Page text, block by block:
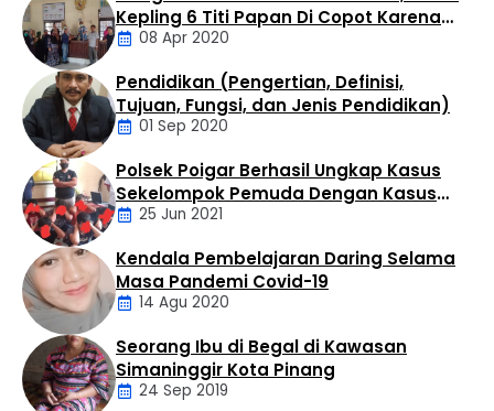
Labuhanbatu. Prosesi pengukuhan berlangsung di Aula
Rumah Dinas Bupati Labuhanbatu, Rabu (29/07).
Kegiatan tersebut turut dihadiri Ketua Tim Penggerak
PKK Kabupaten Labuhanbatu Ny. Wan …
Daerah
Kepling 6 Titi Papan Di Copot Karena
Tak Perduli Sama Warganya
08 Apr 2020
Artikel
Pendidikan (Pengertian, Definisi,
Tujuan, Fungsi, dan Jenis Pendidikan)
01 Sep 2020
Daerah
Polsek Poigar Berhasil Ungkap Kasus
Sekelompok Pemuda Dengan Kasus
Pencabulan
25 Jun 2021
Artikel
Kendala Pembelajaran Daring Selama
Masa Pandemi Covid-19
14 Agu 2020
Seorang Ibu di Begal di Kawasan
Simaninggir Kota Pinang
24 Sep 2019